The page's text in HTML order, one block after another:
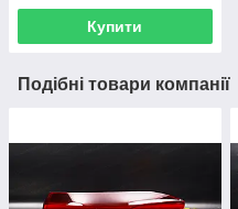
Купити
Подібні товари компанії